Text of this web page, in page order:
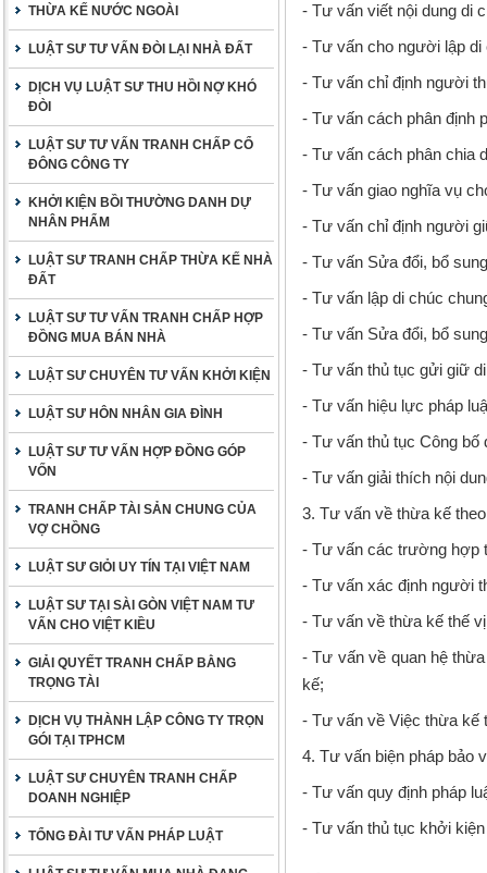
THỪA KẾ NƯỚC NGOÀI
LUẬT SƯ TƯ VẤN ĐÒI LẠI NHÀ ĐẤT
DỊCH VỤ LUẬT SƯ THU HỒI NỢ KHÓ
ĐÒI
LUẬT SƯ TƯ VẤN TRANH CHẤP CỔ
ĐÔNG CÔNG TY
KHỞI KIỆN BỒI THƯỜNG DANH DỰ
NHÂN PHẨM
LUẬT SƯ TRANH CHẤP THỪA KẾ NHÀ
ĐẤT
LUẬT SƯ TƯ VẤN TRANH CHẤP HỢP
ĐỒNG MUA BÁN NHÀ
LUẬT SƯ CHUYÊN TƯ VẤN KHỞI KIỆN
LUẬT SƯ HÔN NHÂN GIA ĐÌNH
LUẬT SƯ TƯ VẤN HỢP ĐỒNG GÓP
VỐN
TRANH CHẤP TÀI SẢN CHUNG CỦA
VỢ CHỒNG
LUẬT SƯ GIỎI UY TÍN TẠI VIỆT NAM
LUẬT SƯ TẠI SÀI GÒN VIỆT NAM TƯ
VẤN CHO VIỆT KIỀU
GIẢI QUYẾT TRANH CHẤP BẰNG
TRỌNG TÀI
DỊCH VỤ THÀNH LẬP CÔNG TY TRỌN
GÓI TẠI TPHCM
LUẬT SƯ CHUYÊN TRANH CHẤP
DOANH NGHIỆP
TỔNG ĐÀI TƯ VẤN PHÁP LUẬT
- Tư vấn viết nội dung di
- Tư vấn cho người lập di
- Tư vấn chỉ định người
- Tư vấn cách phân định
- Tư vấn cách phân chia
- Tư vấn giao nghĩa vụ
- Tư vấn chỉ định người
- Tư vấn Sửa đổi, bổ
- Tư vấn lập di chúc
- Tư vấn Sửa đổi, bổ
- Tư vấn thủ tục gửi giữ
- Tư vấn hiệu lực pháp
- Tư vấn thủ tục Công bố
- Tư vấn giải thích nội
3. Tư vấn về thừa kế
- Tư vấn các trường hợp
- Tư vấn xác định người
- Tư vấn về thừa kế thế
- Tư vấn về quan hệ
kế;
- Tư vấn về Việc thừa kế
4. Tư vấn biện pháp bảo
- Tư vấn quy định pháp
- Tư vấn thủ tục khởi